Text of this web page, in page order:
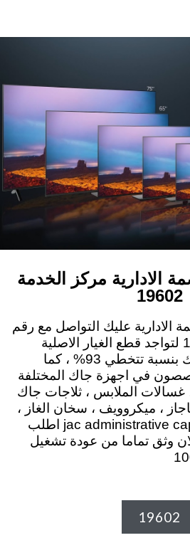
الادارية مركز الخدمة
19602
الادارية عليك التواصل مع رقم
الخدمة المعتمد 19602 لتواجد قطع الغيار الاصلية
المعتمدة لمنتجات جاك بنسبة تتخطي 93% ، كما
في اجهزة جاك المختلفة
غسالات الملابس ، ثلاجات جاك
، ميكروويف ، سخان الغاز ،
مجفف الملابس . jac administrative capital اطلب
وثق تماما من عودة تشغيل
19602